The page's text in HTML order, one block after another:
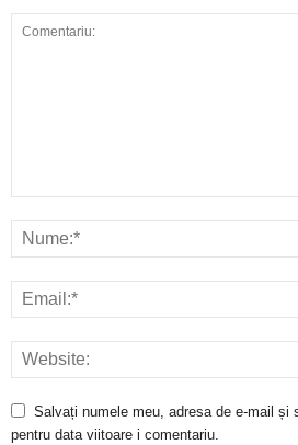
Salvați numele meu, adresa de e-mail și
pentru data viitoare i comentariu.